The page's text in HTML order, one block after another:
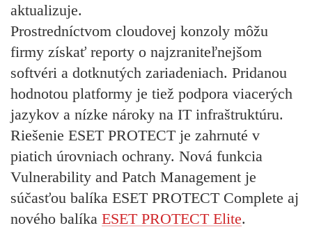
aktualizuje.
Prostredníctvom cloudovej konzoly môžu
firmy získať reporty o najzraniteľnejšom
softvéri a dotknutých zariadeniach. Pridanou
hodnotou platformy je tiež podpora viacerých
jazykov a nízke nároky na IT infraštruktúru.
Riešenie ESET PROTECT je zahrnuté v
piatich úrovniach ochrany. Nová funkcia
Vulnerability and Patch Management je
súčasťou balíka ESET PROTECT Complete aj
nového balíka ESET PROTECT Elite.